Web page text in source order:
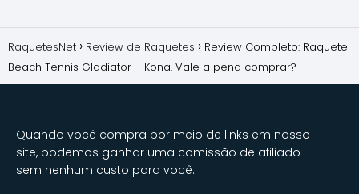
RaquetesNet Review de Raquetes
Review Completo: Raquete
Beach Tennis Gladiator – Kona. Vale a pena comprar?
Quando você compra por meio de links em nosso
site, podemos ganhar uma comissão de afiliado
sem nenhum custo para você.